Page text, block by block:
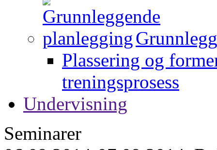
Plassering og
treningsprosess
Undervisning
Seminarer